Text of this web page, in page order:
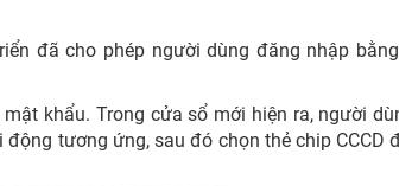
đã cho phép người dùng đăng nhập
khẩu. Trong cửa sổ mới hiện ra, người
tương ứng, sau đó chọn thẻ chip CCCD